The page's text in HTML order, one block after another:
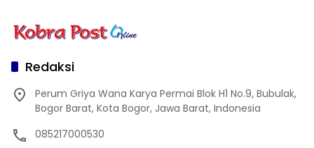
Redaksi
Perum Griya Wana Karya Permai Blok H1 No.9, Bubulak,
Bogor Barat, Kota Bogor, Jawa Barat, Indonesia
085217000530